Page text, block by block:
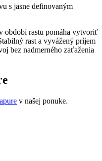
s jasne definovaným
období rastu pomáha vytvoriť
rast a vyvážený príjem
bez nadmerného zaťaženia
v našej ponuke.